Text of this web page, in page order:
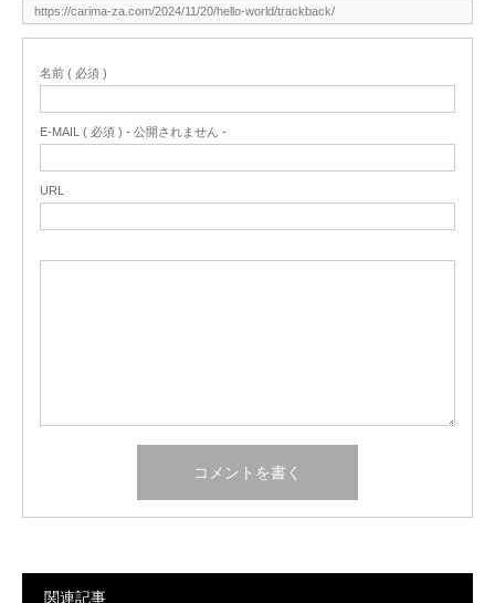
名前 ( 必須 )
E-MAIL ( 必須 ) - 公開されません -
URL
関連記事